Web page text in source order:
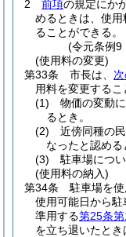
2
前項の規定にか
めるときは、使
ることができる。
(令元条例9
(使用料の変更)
第33条
市長は、
用料を変更するこ
(1)
物価の変動
るとき。
(2)
近傍同種の
なったと認める
(3)
駐車場につ
(使用料の納入)
第34条
駐車場を
使用可能日から
準用する第25条
を立ち退いたとき